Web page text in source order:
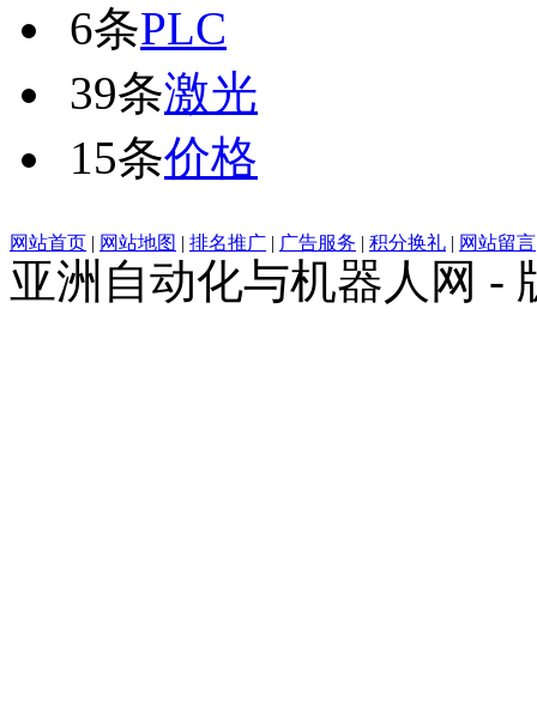
6条PLC
39条激光
15条价格
网站首页 | 网站地图 | 排名推广 | 广告服务 | 积分换礼 | 网站留言
亚洲自动化与机器人网 -